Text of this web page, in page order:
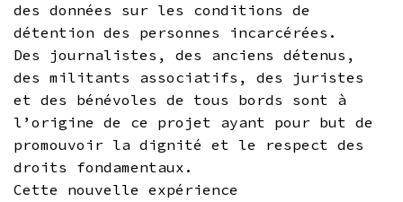
des données sur les conditions de
détention des personnes incarcérées.
Des journalistes, des anciens détenus,
des militants associatifs, des juristes
et des bénévoles de tous bords sont à
l’origine de ce projet ayant pour but de
promouvoir la dignité et le respect des
droits fondamentaux.
Cette nouvelle expérience